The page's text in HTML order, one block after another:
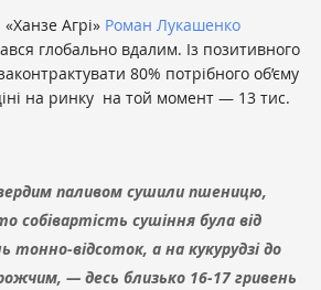
Агрі» Роман Лукашенко
глобально вдалим. Із позитивного
80% потрібного об’єму
на ринку на той момент — 13 тис.
паливом сушили пшеницю,
собівартість сушіння була від
тонно-відсоток, а на кукурудзі до
— десь близько 16-17 гривень